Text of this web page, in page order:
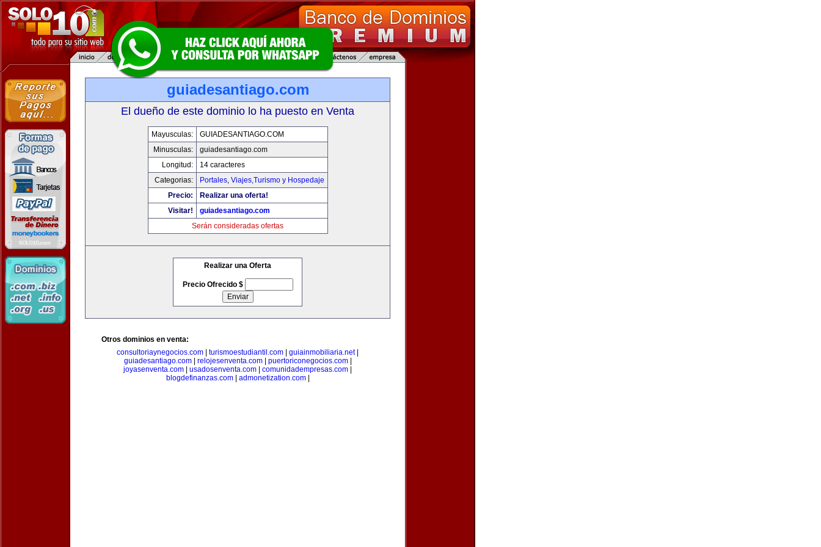
guiadesantiago.com
El dueño de este dominio lo ha puesto en Venta
Mayusculas:
GUIADESANTIAGO.COM
Minusculas:
guiadesantiago.com
Longitud:
14 caracteres
Categorias:
Portales, Viajes,Turismo y Hospedaje
Precio:
Realizar una oferta!
Visitar!
guiadesantiago.com
Serán consideradas ofertas
Realizar una Oferta
Precio Ofrecido $
Otros dominios en venta:
consultoriaynegocios.com
turismoestudiantil.com guiainmobiliaria.net|
guiadesantiago.com| relojesenventa.com| puertoriconegocios.com|
joyasenventa.com
usadosenventa.com comunidadempresas.com
blogdefinanzas.com| admonetization.com|